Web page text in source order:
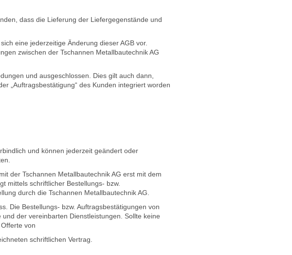
dass die Lieferung der Liefergegenstände und
eine jederzeitige Änderung dieser AGB vor.
zwischen der Tschannen Metallbautechnik AG
und ausgeschlossen. Dies gilt auch dann,
„Auftragsbestätigung“ des Kunden integriert worden
und können jederzeit geändert oder
der Tschannen Metallbautechnik AG erst mit dem
mittels schriftlicher Bestellungs- bzw.
durch die Tschannen Metallbautechnik AG.
Die Bestellungs- bzw. Auftragsbestätigungen von
der vereinbarten Dienstleistungen. Sollte keine
von
schriftlichen Vertrag.